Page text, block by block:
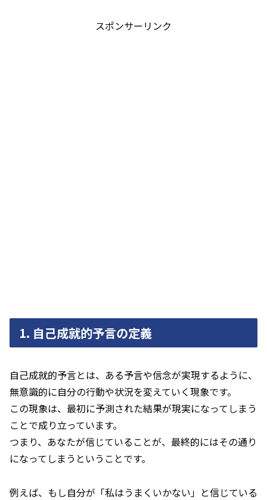
スポンサーリンク
1. 自己成就的予言の定義
自己成就的予言とは、ある予言や信念が実現するように、
無意識的に自分の行動や状況を変えていく現象です。
この現象は、最初に予測された結果が現実になってしまう
ことで成り立っています。
つまり、あなたが信じていることが、最終的にはその通り
になってしまうということです。
例えば、もし自分が「私はうまくいかない」と信じている